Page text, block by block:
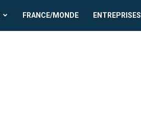
FRANCE/MONDE ENTREPRISES